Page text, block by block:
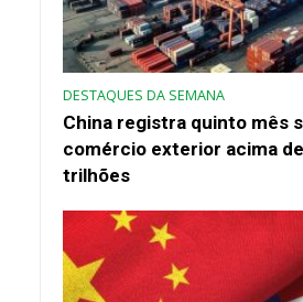
DESTAQUES DA SEMANA
China registra quinto mês
comércio exterior acima
trilhões